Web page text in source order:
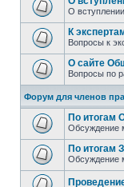
О
К
Вопросы к
О сайте
Вопросы по
Форум для членов
По итогам
Обсуждение
По итогам
Обсуждение